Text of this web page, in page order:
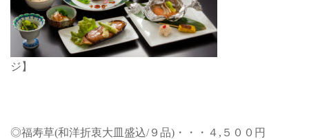
ジ】
◎福寿草(和洋折衷大皿盛込/９品)・・・４,５００円